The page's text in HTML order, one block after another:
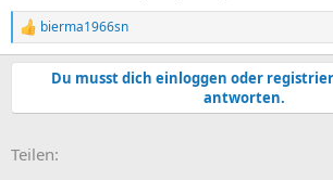
R
e
a
n
bierma1966sn
Du musst dich einloggen oder
antworten.
Teilen: